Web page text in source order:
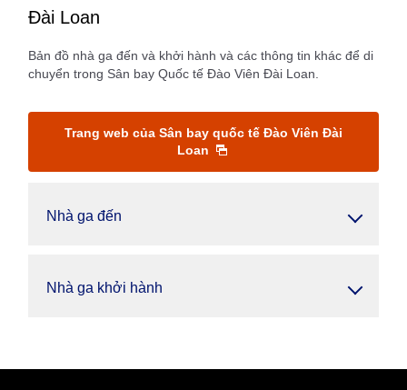
Đài Loan
Bản đồ nhà ga đến và khởi hành và các thông tin khác để di
chuyển trong Sân bay Quốc tế Đào Viên Đài Loan.
Trang web của Sân bay quốc tế Đào Viên Đài
Loan
Nhà ga đến
Nhà ga khởi hành